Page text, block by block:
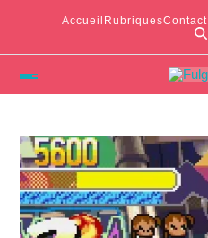
Accueil RubriquesContact